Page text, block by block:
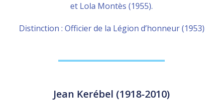
et Lola Montès (1955).
Distinction : Officier de la Légion d’honneur‎ (1953)
Jean Kerébel (1918-2010)